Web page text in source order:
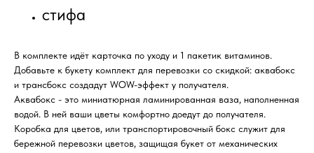
стифа
В комплекте идёт карточка по уходу и 1 пакетик витаминов.
Добавьте к букету комплект для перевозки со скидкой: аквабокс
и трансбокс создадут WOW-эффект у получателя.
Аквабокс - это миниатюрная ламинированная ваза, наполненная
водой. В ней ваши цветы комфортно доедут до получателя.
Коробка для цветов, или транспортировочный бокс служит для
бережной перевозки цветов, защищая букет от механических